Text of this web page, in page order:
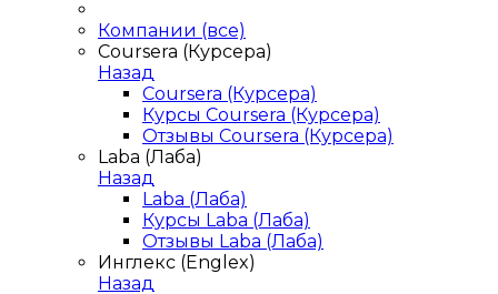
Компании (все)
Coursera (Курсера)
Назад
Coursera (Курсера)
Курсы Coursera (Курсера)
Отзывы Coursera (Курсера)
Laba (Лаба)
Назад
Laba (Лаба)
Курсы Laba (Лаба)
Отзывы Laba (Лаба)
Инглекс (Englex)
Назад